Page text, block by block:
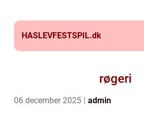
HASLEVFESTSPIL.dk
røgeri
06 december 2025 admin